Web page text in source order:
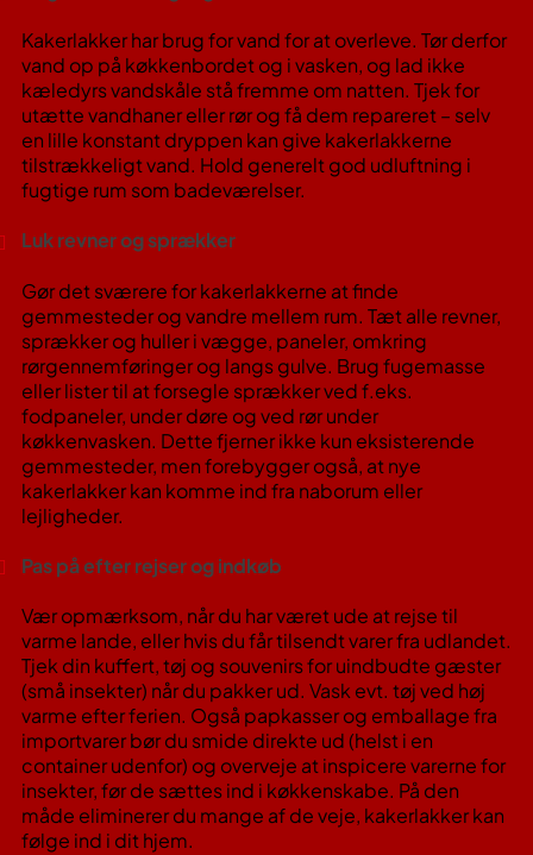
Kakerlakker har brug for vand for at overleve. Tør derfor
vand op på køkkenbordet og i vasken, og lad ikke
kæledyrs vandskåle stå fremme om natten​. Tjek for
utætte vandhaner eller rør og få dem repareret – selv
en lille konstant dryppen kan give kakerlakkerne
tilstrækkeligt vand. Hold generelt god udluftning i
fugtige rum som badeværelser.
Luk revner og sprækker
Gør det sværere for kakerlakkerne at finde
gemmesteder og vandre mellem rum. Tæt alle revner,
sprækker og huller i vægge, paneler, omkring
rørgennemføringer og langs gulve​. Brug fugemasse
eller lister til at forsegle sprækker ved f.eks.
fodpaneler, under døre og ved rør under
køkkenvasken. Dette fjerner ikke kun eksisterende
gemmesteder, men forebygger også, at nye
kakerlakker kan komme ind fra naborum eller
lejligheder.
Pas på efter rejser og indkøb
Vær opmærksom, når du har været ude at rejse til
varme lande, eller hvis du får tilsendt varer fra udlandet.
Tjek din kuffert, tøj og souvenirs for uindbudte gæster
(små insekter) når du pakker ud​. Vask evt. tøj ved høj
varme efter ferien. Også papkasser og emballage fra
importvarer bør du smide direkte ud (helst i en
container udenfor) og overveje at inspicere varerne for
insekter, før de sættes ind i køkkenskabe. På den
måde eliminerer du mange af de veje, kakerlakker kan
følge ind i dit hjem.